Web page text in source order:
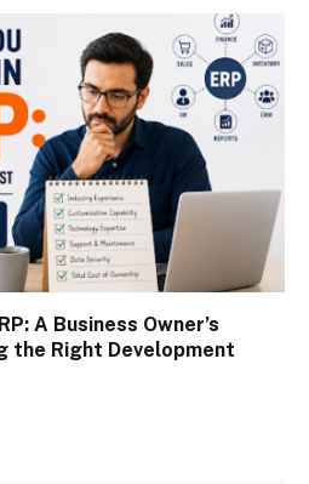
A Business Owner’s
the Right Development